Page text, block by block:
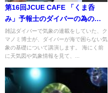
第16回JCUE CAFE 「くま呑
み」予報士のダイバーの為の気
象7回目 〜この低気圧は発達する
のか？高層天気図の見かた〜が
よくわかるカフェ開催のお知ら
雑誌ダイバーで気象の連載をしていた、ク
マノミ博士が、ダイバーが海で困らない気
象の基礎について講演します。 海にく前
に天気図や気象情報を見て、...